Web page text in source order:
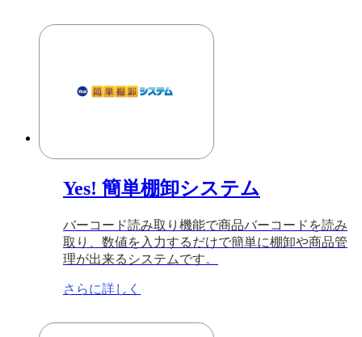
Yes! 簡単棚卸システム
バーコード読み取り機能で商品バーコードを読み
取り、数値を入力するだけで簡単に棚卸や商品管
理が出来るシステムです。
さらに詳しく